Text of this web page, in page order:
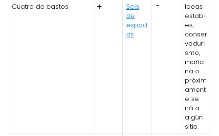
Cuatro de bastos
➕
Seis
de
espad
as
=
Ideas
establ
es,
conser
vaduri
smo,
maña
na o
próxim
ament
e se
irá a
algún
sitio.